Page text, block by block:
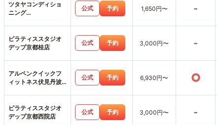
ツタヤコンディショ
ニング
公式 予約 1,650円〜 -
ピラティススタジオ
デップ京都桂店
公式 予約 3,000円〜 -
アルペンクイックフ
ィットネス伏見丹波
公式 予約 6,930円〜 ○
ピラティススタジオ
デップ京都西院店
公式 予約 3,000円〜 -